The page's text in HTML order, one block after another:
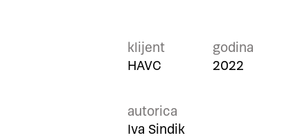
klijent
HAVC
godina
2022
autorica
Iva Sindik